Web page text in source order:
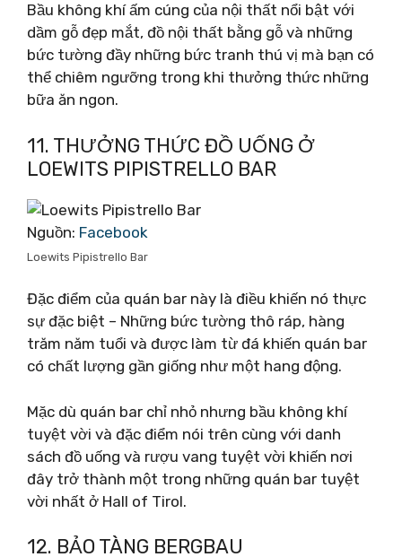
Bầu không khí ấm cúng của nội thất nổi bật với
dầm gỗ đẹp mắt, đồ nội thất bằng gỗ và những
bức tường đầy những bức tranh thú vị mà bạn có
thể chiêm ngưỡng trong khi thưởng thức những
bữa ăn ngon.
11. THƯỞNG THỨC ĐỒ UỐNG Ở
LOEWITS PIPISTRELLO BAR
Nguồn: Facebook
Loewits Pipistrello Bar
Đặc điểm của quán bar này là điều khiến nó thực
sự đặc biệt – Những bức tường thô ráp, hàng
trăm năm tuổi và được làm từ đá khiến quán bar
có chất lượng gần giống như một hang động.
Mặc dù quán bar chỉ nhỏ nhưng bầu không khí
tuyệt vời và đặc điểm nói trên cùng với danh
sách đồ uống và rượu vang tuyệt vời khiến nơi
đây trở thành một trong những quán bar tuyệt
vời nhất ở Hall of Tirol.
12. BẢO TÀNG BERGBAU